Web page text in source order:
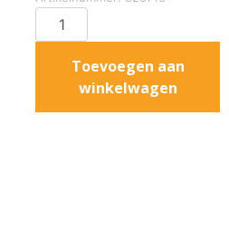
Toevoegen aan
winkelwagen